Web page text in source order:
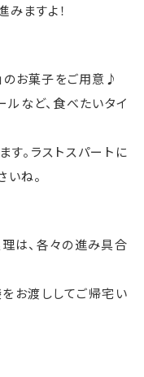
みますよ！
のお菓子をご用意♪
など、食べたいタイ
。ラストスパートに
いね。
理は、各々の進み具合
お渡ししてご帰宅い